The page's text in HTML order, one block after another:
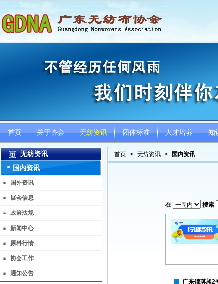
首页 关于协会 无纺资讯 团体标准 人才培养 知
首页 > 无纺资讯 > 国内资讯
在 搜索
广东锦琪昶2
无纺资讯
国内资讯
国外资讯
展会信息
政策法规
新闻中心
原料行情
协会工作
通知公告